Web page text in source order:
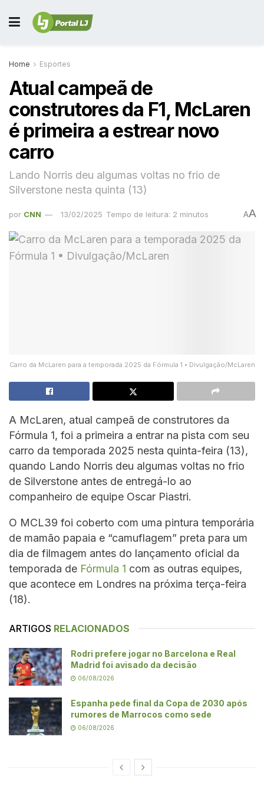
Home Esportes
Atual campeã de
construtores da F1, McLaren
é primeira a estrear novo
carro
Lando Norris deu algumas voltas no frio de
Silverstone nesta quinta (13)
por CNN 13/02/2025 Tempo de leitura: 2 minutos AA
Carro da McLaren para a temporada 2025 da Fórmula 1 • Divulgação/McLaren
A McLaren, atual campeã de construtores da
Fórmula 1, foi a primeira a entrar na pista com seu
carro da temporada 2025 nesta quinta-feira (13),
quando Lando Norris deu algumas voltas no frio
de Silverstone antes de entregá-lo ao
companheiro de equipe Oscar Piastri.
O MCL39 foi coberto com uma pintura temporária
de mamão papaia e “camuflagem” preta para um
dia de filmagem antes do lançamento oficial da
temporada de Fórmula 1 com as outras equipes,
que acontece em Londres na próxima terça-feira
(18).
ARTIGOS RELACIONADOS
Rodri prefere jogar no Barcelona e Real
Madrid foi avisado da decisão
06/08/2026
Espanha pede final da Copa de 2030 após
rumores de Marrocos como sede
06/08/2026